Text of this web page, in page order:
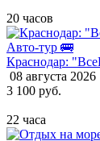
20 часов
Авто-тур 🚌
Краснодар:
08 августа 2026
3 100 руб.
22 часа